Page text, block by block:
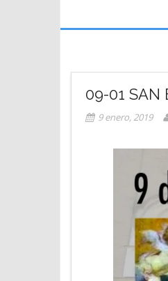
09-01 SAN
9 enero, 2019